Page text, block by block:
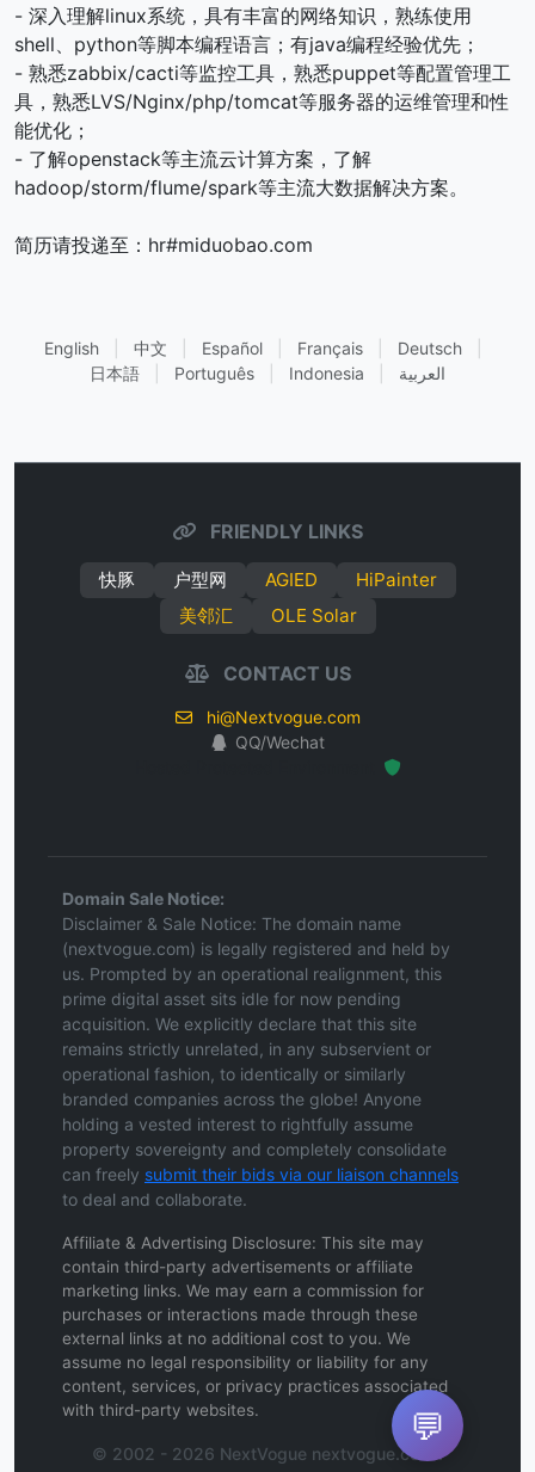
- 深入理解linux系统，具有丰富的网络知识，熟练使用
shell、python等脚本编程语言；有java编程经验优先；
- 熟悉zabbix/cacti等监控工具，熟悉puppet等配置管理工
具，熟悉LVS/Nginx/php/tomcat等服务器的运维管理和性
能优化；
- 了解openstack等主流云计算方案，了解
hadoop/storm/flume/spark等主流大数据解决方案。
简历请投递至：hr#miduobao.com
English 中文 Español Français Deutsch
日本語
Português Indonesia العربية
FRIENDLY LINKS
快豚 户型网 AGIED
HiPainter
美邻汇
OLE Solar
CONTACT US
hi@Nextvogue.com
QQ/Wechat
Domain Sale Notice:
Disclaimer & Sale Notice: The domain name
(nextvogue.com) is legally registered and held by
us. Prompted by an operational realignment, this
prime digital asset sits idle for now pending
acquisition. We explicitly declare that this site
remains strictly unrelated, in any subservient or
operational fashion, to identically or similarly
branded companies across the globe! Anyone
holding a vested interest to rightfully assume
property sovereignty and completely consolidate
can freely submit their bids via our liaison channels
to deal and collaborate.
Affiliate & Advertising Disclosure: This site may
contain third-party advertisements or affiliate
marketing links. We may earn a commission for
purchases or interactions made through these
external links at no additional cost to you. We
assume no legal responsibility or liability for any
content, services, or privacy practices associated
with third-party websites.
© 2002 - 2026 NextVogue nextvogue.com .
💬